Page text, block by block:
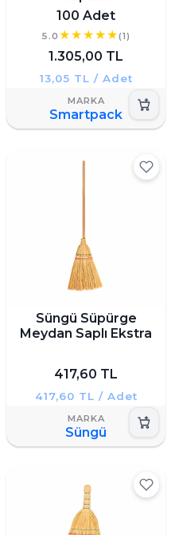
100 Adet
5.0 (1)
1.305,00 TL
13,05 TL / Adet
Smartpack
Süngü Süpürge
Meydan Saplı Ekstra
417,60 TL
417,60 TL / Adet
Süngü